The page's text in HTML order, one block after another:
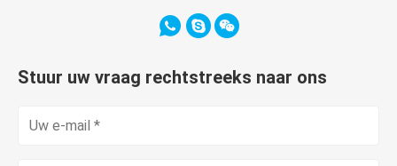
Stuur uw vraag rechtstreeks naar ons